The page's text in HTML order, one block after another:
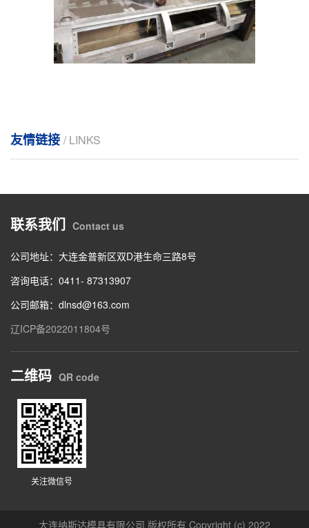
友情链接 / LINKS
联系我们 Contact us
公司地址：大连金普新区双D港生命三路8号
咨询电话：0411- 87313907
公司邮箱：dlnsd@163.com
辽ICP备2022011804号
二维码 QR code
关注微信号
大连纳斯达模具有限公司 版权所有 Copyright (c) 2022